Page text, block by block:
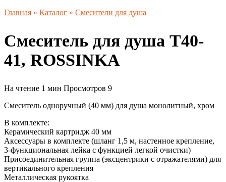
Главная » Каталог » Смесители для душа
Смеситель для душа T40-
41, ROSSINKA
На чтение 1 мин Просмотров 9
Смеситель одноручный (40 мм) для душа монолитный, хром
В комплекте:
Керамический картридж 40 мм
Аксессуары в комплекте (шланг 1,5 м, настенное крепление,
3-функциональная лейка с функцией легкой очистки)
Присоединительная группа (эксцентрики с отражателями) для
вертикального крепления
Металлическая рукоятка